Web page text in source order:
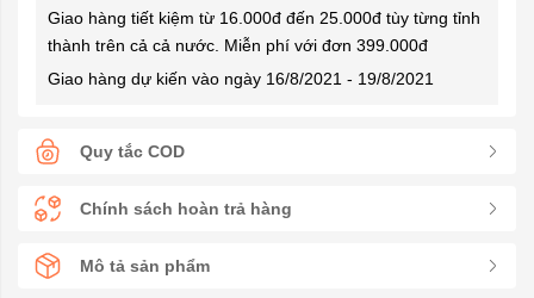
Giao hàng tiết kiệm từ 16.000đ đến 25.000đ tùy từng tỉnh
thành trên cả cả nước. Miễn phí với đơn 399.000đ
Giao hàng dự kiến vào ngày 16/8/2021 - 19/8/2021
Quy tắc COD
Chính sách hoàn trả hàng
Mô tả sản phẩm